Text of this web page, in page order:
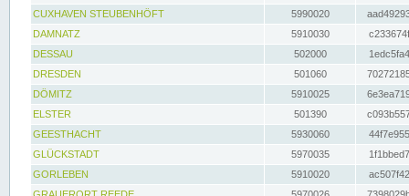
CUXHAVEN STEUBENHÖFT
5990020
DAMNATZ
5910030
DESSAU
502000
DRESDEN
501060
DÖMITZ
5910025
ELSTER
501390
GEESTHACHT
5930060
GLÜCKSTADT
5970035
GORLEBEN
5910020